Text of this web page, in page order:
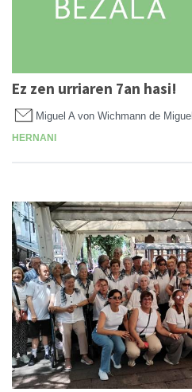
Ez zen urriaren 7an hasi!
Miguel A von Wichmann de Miguel
HERNANI